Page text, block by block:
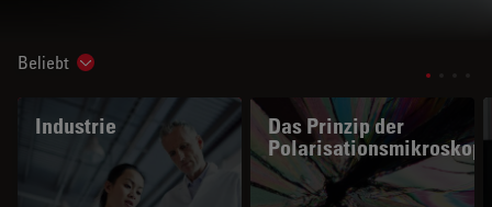
Beliebt Show subnavigation
Industrie
Das Prinzip der